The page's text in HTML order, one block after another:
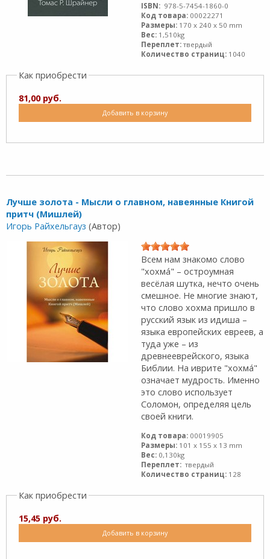
ISBN: 978-5-7454-1860-0
Код товара: 00022271
Размеры: 170 x 240 x 50 mm
Вес: 1,510kg
Переплет: твердый
Количество страниц: 1040
Как приобрести
81,00 руб.
Добавить в корзину
Лучше золота - Мысли о главном, навеянные Книгой
притч (Мишлей)
Игорь Райхельгауз (Автор)
Всем нам знакомо слово
"хохмá" – остроумная
весёлая шутка, нечто очень
смешное. Не многие знают,
что слово хохма пришло в
русский язык из идиша –
языка европейских евреев, а
туда уже – из
древнееврейского, языка
Библии. На иврите "хохмá"
означает мудрость. Именно
это слово использует
Соломон, определяя цель
своей книги.
Код товара: 00019905
Размеры: 101 x 155 x 13 mm
Вес: 0,130kg
Переплет: твердый
Количество страниц: 128
Как приобрести
15,45 руб.
Добавить в корзину